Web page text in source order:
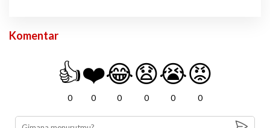
Komentar
👍
0
❤️
0
😂
0
😧
0
😭
0
😡
0